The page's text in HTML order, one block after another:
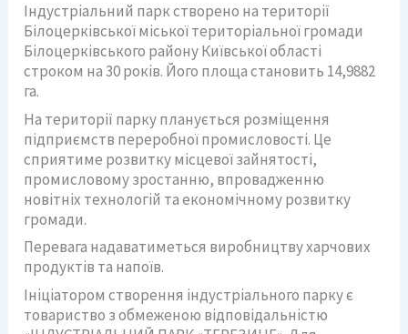
Індустріальний парк створено на території
Білоцерківської міської територіальної громади
Білоцерківського району Київської області
строком на 30 років. Його площа становить 14,9882
га.
На території парку планується розміщення
підприємств переробної промисловості. Це
сприятиме розвитку місцевої зайнятості,
промисловому зростанню, впровадженню
новітніх технологій та економічному розвитку
громади.
Перевага надаватиметься виробництву харчових
продуктів та напоїв.
Ініціатором створення індустріального парку є
товариство з обмеженою відповідальністю